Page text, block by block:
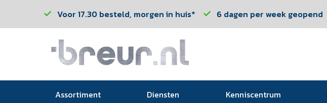
Voor 17.30 besteld, morgen in huis* 6 dagen per week geopend
Assortiment Diensten Kenniscentrum